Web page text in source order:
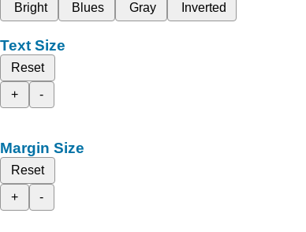
Bright
Blues Gray Inverted
Text Size
Reset
+
-
Margin Size
Reset
+
-